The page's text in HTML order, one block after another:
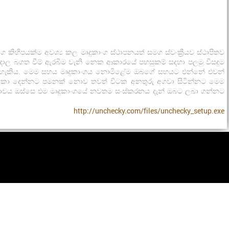
අවශ්‍ය කල මෘදුකාංග ස්ථාපනයත් සමග ස්වංක්‍රීයව ස්ථාපිතව
බගත වීම් ඇරබීම වැනි නෙක ආකාරයේ පහසුකම් සදහා පලමු විසදුම
හැකිය. මෙම සහය මෘදුකාංගය නොමිළේම ඔබගේ සහයට එන්නේ එවන්
වලකා දෙන්නට පමනක් නොව තවත් විටක අනතුරු අගවා සිටින්නට මෙම
ඔස්සෙ එම මෘදුකාංගයේ නවතම සංස්කරනය දැන් ඔබට ලබා ගන්නට
http://unchecky.com/files/unchecky_setup.exe